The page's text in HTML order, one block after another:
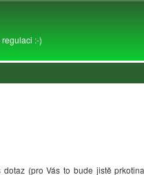
:-)
(pro Vás to bude jistě